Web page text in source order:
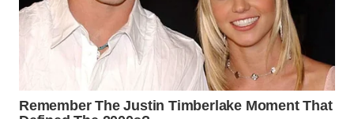
WN
TAPANULI
SELATAN
WN
TANJUNG